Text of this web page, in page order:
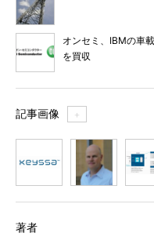
オンセミ、IBMの車
を買収
記事画像 ＋
著者